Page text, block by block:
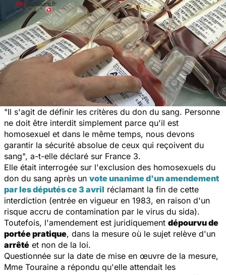
"Il s'agit de définir les critères du don du sang. Personne
ne doit être interdit simplement parce qu'il est
homosexuel et dans le même temps, nous devons
garantir la sécurité absolue de ceux qui reçoivent du
sang", a-t-elle déclaré sur France 3.
Elle était interrogée sur l'exclusion des homosexuels du
don du sang après un vote unanime d'un amendement
par les députés ce 3 avril réclamant la fin de cette
interdiction (entrée en vigueur en 1983, en raison d'un
risque accru de contamination par le virus du sida).
Toutefois, l'amendement est juridiquement dépourvu de
portée pratique, dans la mesure où le sujet relève d'un
arrêté et non de la loi.
Questionnée sur la date de mise en œuvre de la mesure,
Mme Touraine a répondu qu'elle attendait les